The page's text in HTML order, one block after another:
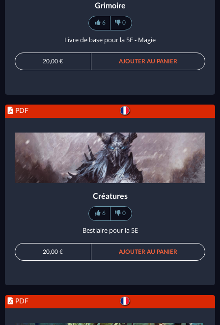
Grimoire
6 0
Livre de base pour la 5E - Magie
20,00 € AJOUTER AU PANIER
PDF
Créatures
6 0
Bestiaire pour la 5E
20,00 € AJOUTER AU PANIER
PDF